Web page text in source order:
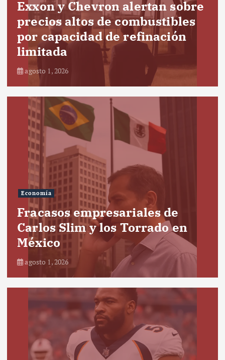
Exxon y Chevron alertan sobre
precios altos de combustibles
por capacidad de refinación
limitada
agosto 1, 2026
Economía
Fracasos empresariales de
Carlos Slim y los Torrado en
México
agosto 1, 2026